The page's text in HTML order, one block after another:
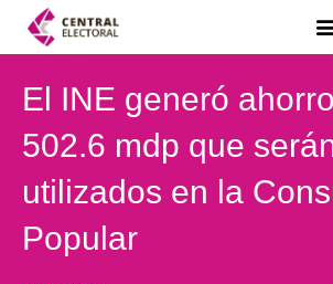
El INE generó
502.6 mdp que
utilizados en la
Popular